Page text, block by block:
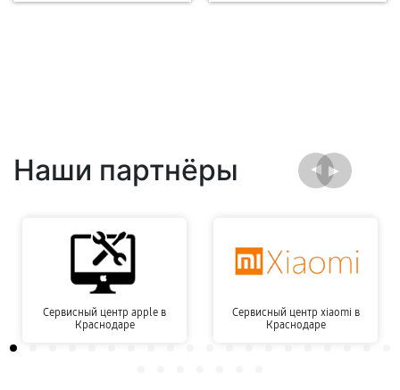
Наши партнёры
Сервисный центр apple в
Краснодаре
Сервисный центр xiaomi в
Краснодаре